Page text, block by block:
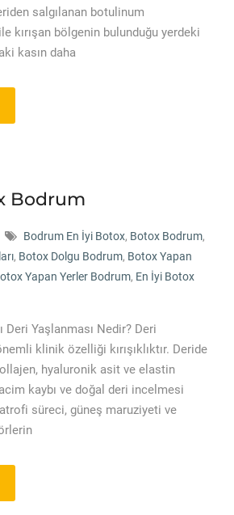
salgılanan botulinum
kırışan bölgenin bulunduğu yerdeki
kasın daha
Bodrum
Bodrum En İyi Botox, Botox Bodrum,
, Botox Dolgu Bodrum, Botox Yapan
Yapan Yerler Bodrum, En İyi Botox
Deri Yaşlanması Nedir? Deri
klinik özelliği kırışıklıktır. Deride
hyaluronik asit ve elastin
kaybı ve doğal deri incelmesi
süreci, güneş maruziyeti ve